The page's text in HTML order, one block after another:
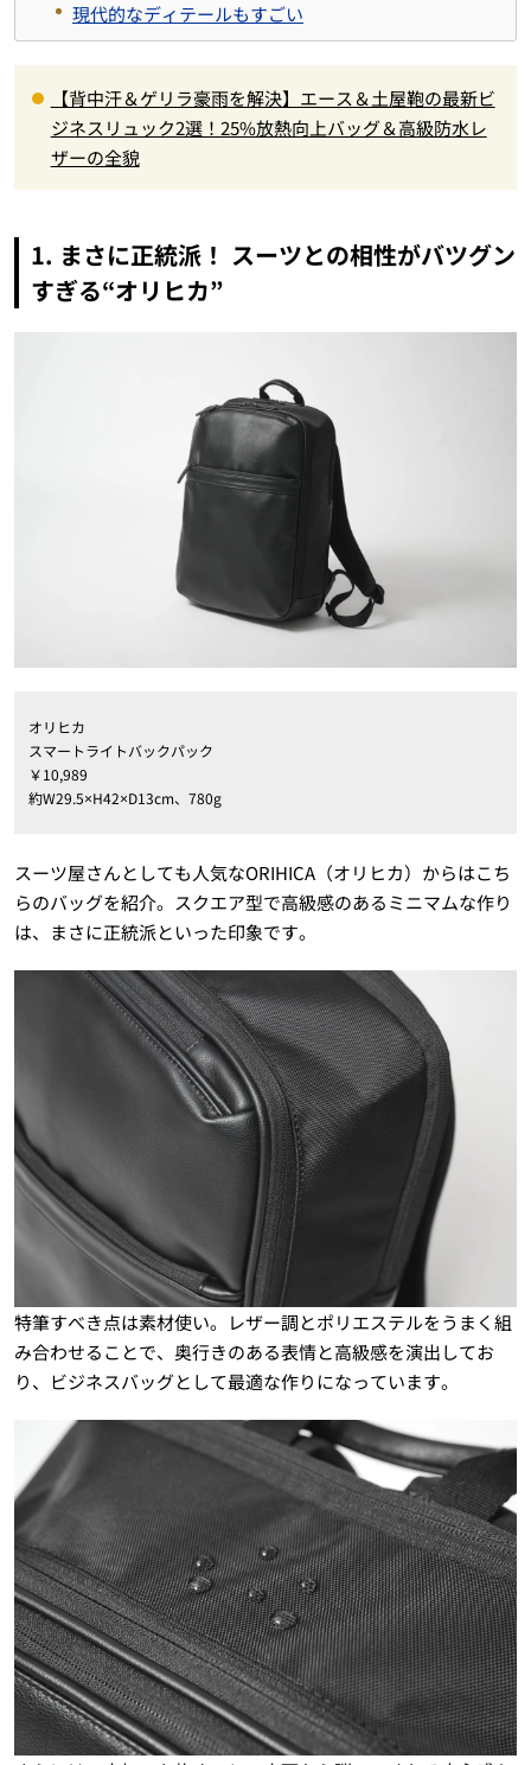
現代的なディテールもすごい
【背中汗＆ゲリラ豪雨を解決】エース＆土屋鞄の最新ビ
ジネスリュック2選！25%放熱向上バッグ＆高級防水レ
ザーの全貌
1. まさに正統派！ スーツとの相性がバツグン
すぎる“オリヒカ”
オリヒカ
スマートライトバックパック
￥10,989
約W29.5×H42×D13cm、780g
スーツ屋さんとしても人気なORIHICA（オリヒカ）からはこち
らのバッグを紹介。スクエア型で高級感のあるミニマムな作り
は、まさに正統派といった印象です。
特筆すべき点は素材使い。レザー調とポリエステルをうまく組
み合わせることで、奥行きのある表情と高級感を演出してお
り、ビジネスバッグとして最適な作りになっています。